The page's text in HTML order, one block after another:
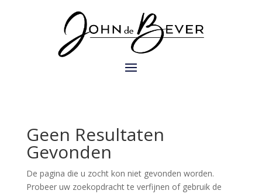
Geen Resultaten
Gevonden
De pagina die u zocht kon niet gevonden worden.
Probeer uw zoekopdracht te verfijnen of gebruik de